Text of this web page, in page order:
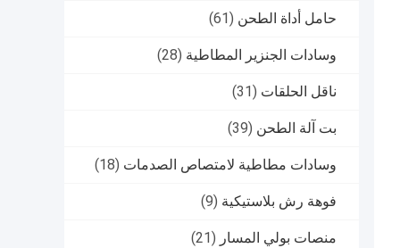
حامل أداة الطحن (61)
وسادات الجنزير المطاطية (28)
ناقل الحلقات (31)
بت آلة الطحن (39)
وسادات مطاطية لامتصاص الصدمات (18)
فوهة رش بلاستيكية (9)
منصات بولي المسار (21)